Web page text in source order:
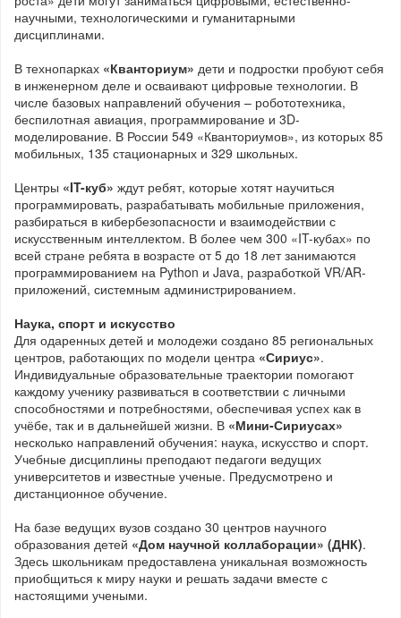
научными, технологическими и гуманитарными
дисциплинами.
В технопарках «Кванториум» дети и подростки пробуют себя
в инженерном деле и осваивают цифровые технологии. В
числе базовых направлений обучения – робототехника,
беспилотная авиация, программирование и 3D-
моделирование. В России 549 «Кванториумов», из которых 85
мобильных, 135 стационарных и 329 школьных.
Центры «IT-куб» ждут ребят, которые хотят научиться
программировать, разрабатывать мобильные приложения,
разбираться в кибербезопасности и взаимодействии с
искусственным интеллектом. В более чем 300 «IT-кубах» по
всей стране ребята в возрасте от 5 до 18 лет занимаются
программированием на Python и Java, разработкой VR/AR-
приложений, системным администрированием.
Наука, спорт и искусство
Для одаренных детей и молодежи создано 85 региональных
центров, работающих по модели центра «Сириус».
Индивидуальные образовательные траектории помогают
каждому ученику развиваться в соответствии с личными
способностями и потребностями, обеспечивая успех как в
учёбе, так и в дальнейшей жизни. В «Мини-Сириусах»
несколько направлений обучения: наука, искусство и спорт.
Учебные дисциплины преподают педагоги ведущих
университетов и известные ученые. Предусмотрено и
дистанционное обучение.
На базе ведущих вузов создано 30 центров научного
образования детей «Дом научной коллаборации» (ДНК).
Здесь школьникам предоставлена уникальная возможность
приобщиться к миру науки и решать задачи вместе с
настоящими учеными.